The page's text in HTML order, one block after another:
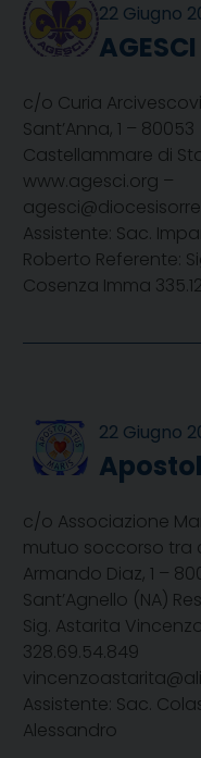
22 Giugno
AGESCI
c/o Curia
Sant’Anna, 1 – 80053
Castellammare di
www.agesci.org –
Assistente: Sac.
Roberto Referente:
Cosenza Imma
22 Giugno
c/o Associazione
mutuo soccorso tra
Armando Diaz, 1 –
Sant’Agnello (NA)
Sig. Astarita
328.69.54.849
Assistente: Sac.
Alessandro